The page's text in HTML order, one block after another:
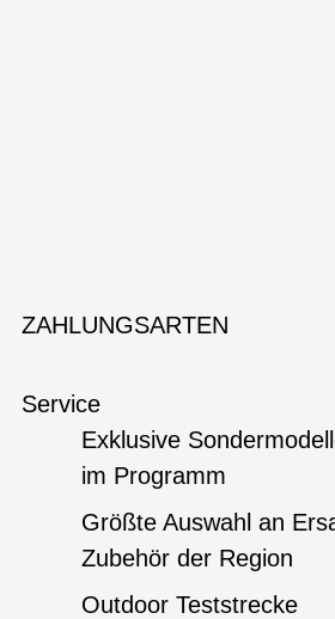
ZAHLUNGSARTEN
Service
Exklusive
im Programm
Größte Auswahl an
Zubehör der Region
Outdoor Teststrecke